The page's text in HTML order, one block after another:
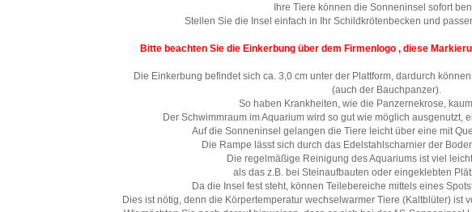
Ihre Tiere können die Sonneninsel sofort
Stellen Sie die Insel einfach in Ihr Schildkrötenbecken und
Bitte beachten Sie die Einkerbung über dem Firmenlogo , diese
Die Einkerbung befindet sich ca. 3,0 cm unter der Plattform, dardurch
(auch der Bauchpanzer).
So haben Krankheiten, wie die Panzernekrose,
Der Schwimmraum im Aquarium wird so gut wie möglich ausgenutzt,
Auf die Sonneninsel gelangen die Tiere leicht über eine mit
Die Rampe lässt sich durch das Edelstahlscharnier der
Die regelmäßige Reinigung des Aquariums ist viel
als das z.B. bei Steinaufbauten oder eingeklebten
Da die Insel fest steht, können Teilebereiche mittels eines
Dies ist nötig, denn die Körpertemperatur wechselwarmer Tiere (Kaltblüter) ist